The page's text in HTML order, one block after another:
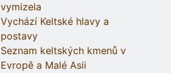
vymizela
Vychází Keltské hlavy a
postavy
Seznam keltských kmenů v
Evropě a Malé Asii